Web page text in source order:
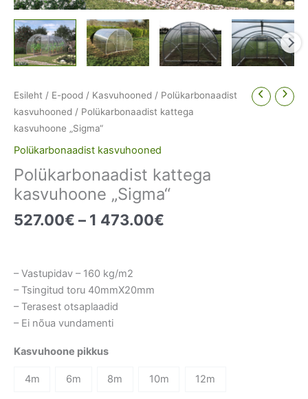
Esileht / E-pood / Kasvuhooned / Polükarbonaadist
kasvuhooned / Polükarbonaadist kattega
kasvuhoone „Sigma“
Polükarbonaadist kasvuhooned
Polükarbonaadist kattega
kasvuhoone „Sigma“
527.00€ – 1 473.00€
– Vastupidav – 160 kg/m2
– Tsingitud toru 40mmX20mm
– Terasest otsaplaadid
– Ei nõua vundamenti
Kasvuhoone pikkus
4m 6m 8m 10m 12m